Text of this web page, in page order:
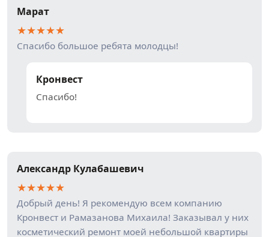
Марат
★★★★★
Спасибо большое ребята молодцы!
Кронвест
Спасибо!
Александр Кулабашевич
★★★★★
Добрый день! Я рекомендую всем компанию
Кронвест и Рамазанова Михаила! Заказывал у них
косметический ремонт моей небольшой квартиры